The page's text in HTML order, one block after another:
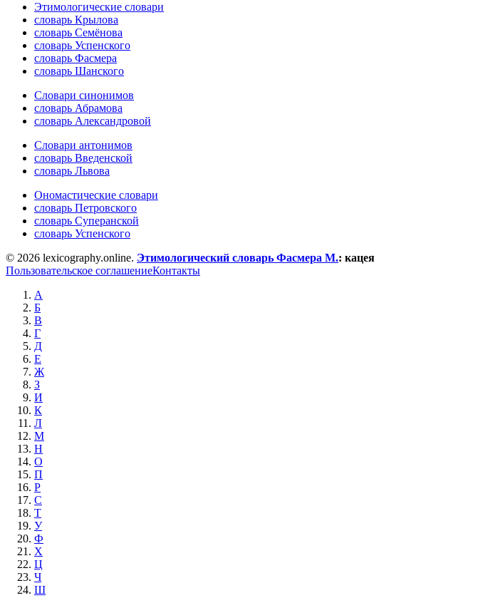
Этимологические словари
словарь Крылова
словарь Семёнова
словарь Успенского
словарь Фасмера
словарь Шанского
Словари синонимов
словарь Абрамова
словарь Александровой
Словари антонимов
словарь Введенской
словарь Львова
Ономастические словари
словарь Петровского
словарь Суперанской
словарь Успенского
© 2026 lexicography.online. Этимологический словарь Фасмера М.: кацея
Пользовательское соглашениеКонтакты
А
Б
В
Г
Д
Е
Ж
З
И
К
Л
М
Н
О
П
Р
С
Т
У
Ф
Х
Ц
Ч
Ш